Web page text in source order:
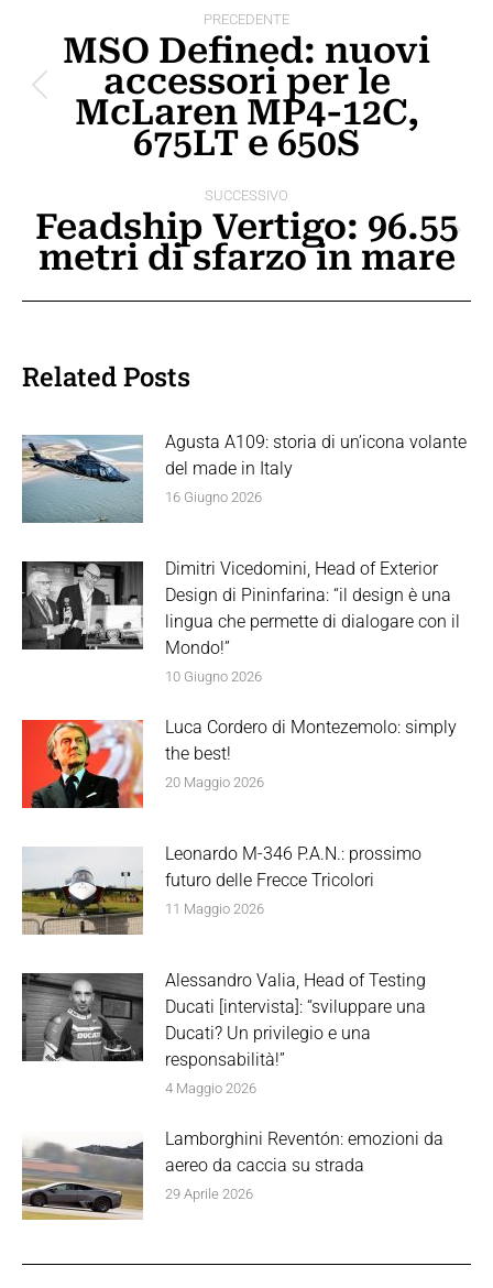
post
PRECEDENTE
Post
precedente:
MSO Defined: nuovi
accessori per le
McLaren MP4-12C,
675LT e 650S
SUCCESSIVO
Prossimo
post:
Feadship Vertigo: 96.55
metri di sfarzo in mare
Related Posts
Agusta A109: storia di un’icona volante
del made in Italy
16 Giugno 2026
Dimitri Vicedomini, Head of Exterior
Design di Pininfarina: “il design è una
lingua che permette di dialogare con il
Mondo!”
10 Giugno 2026
Luca Cordero di Montezemolo: simply
the best!
20 Maggio 2026
Leonardo M-346 P.A.N.: prossimo
futuro delle Frecce Tricolori
11 Maggio 2026
Alessandro Valia, Head of Testing
Ducati [intervista]: “sviluppare una
Ducati? Un privilegio e una
responsabilità!”
4 Maggio 2026
Lamborghini Reventón: emozioni da
aereo da caccia su strada
29 Aprile 2026